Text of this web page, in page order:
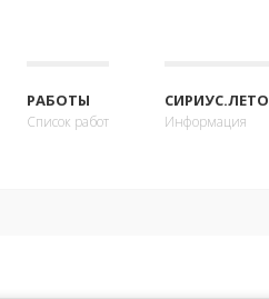
РАБОТЫ
Список работ
СИРИУС.ЛЕТО
Информация